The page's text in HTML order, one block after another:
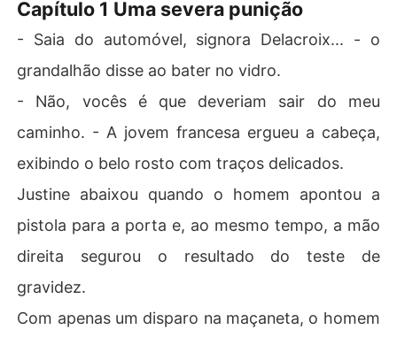
Capítulo 1 Uma severa punição
- Saia do automóvel, signora Delacroix... - o
grandalhão disse ao bater no vidro.
- Não, vocês é que deveriam sair do meu
caminho. - A jovem francesa ergueu a cabeça,
exibindo o belo rosto com traços delicados.
Justine abaixou quando o homem apontou a
pistola para a porta e, ao mesmo tempo, a mão
direita segurou o resultado do teste de
gravidez.
Com apenas um disparo na maçaneta, o homem